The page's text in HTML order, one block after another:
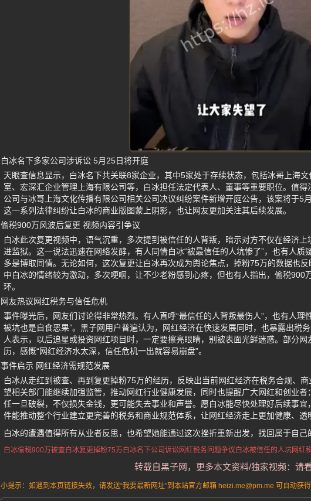
白冰名下多家公司涉诉讼 5月25日将开庭
天眼查信息显示，白冰名下共关联8家企业，其中5家处于存续状态，包括冰哥上海
室、宏深汇企业管理上海有限公司等，白冰担任法定代表人、董事等重要职位。值
公司与冰哥上海文化传播有限公司相关公司决议纠纷案件新增开庭公告，该案将于5
这一系列法律纠纷让白冰的商业版图蒙上阴影，也让网友更加关注其后续发展。
偷税900万风波后复更 视频内容引争议
白冰此次复更视频中，语气沉重，多次提到被信任的人背叛，暗示对方不仅在经济
进监狱。这一说法迅速在网络发酵，有人同情白冰“被最信任的人坑惨了”，也有人
多是博取同情。无论如何，这次复更让白冰再次成为舆论焦点，掉粉75万的数据也
中白冰的情绪较为激动，多次哽咽，让不少老粉感到心疼，但也有人指出，偷税900
环。
网友热议网红税务与信任危机
事件曝光后，网友们讨论得非常热烈。有人直呼“最信任的人背叛最伤人”，也有人理
被坑也是自食恶果”。黑子网用户普遍认为，网红经济在快速发展同时，也暴露出税
人表示，以后追星或投资网红项目时，一定要擦亮眼睛，别被表面光鲜迷惑。部分
历，感慨“网红经济水太深，信任危机一出就容易崩盘”。
事件启示 网红经济需规范发展
白冰从走红到被查、再到复更掉粉75万的经历，反映出当前网红经济在税务合规、
望相关部门能继续加强监管，推动网红行业健康发展，同时也提醒广大网红和创业
任一旦破裂，不仅损失金钱，更可能失去事业和声誉。愿白冰能尽快处理好后续事
件能推动整个行业建立更完善的税务和商业规范体系，让网红经济走上更加健康、透
白冰的遭遇值得所有从业者反思，也希望她能通过这次挫折重新出发，找回属于自己
白冰偷税900万被查白冰复更掉粉75万 白冰名下公司诉讼网红税务问题争议 白冰被信任的人坑网红
转载自黑子网，更多本文资料/独家视频：请
小提示：如遇到本页链接失效，请发送“我要最新网址”到本站官方邮箱 heizi.me@pm.me 可自动获